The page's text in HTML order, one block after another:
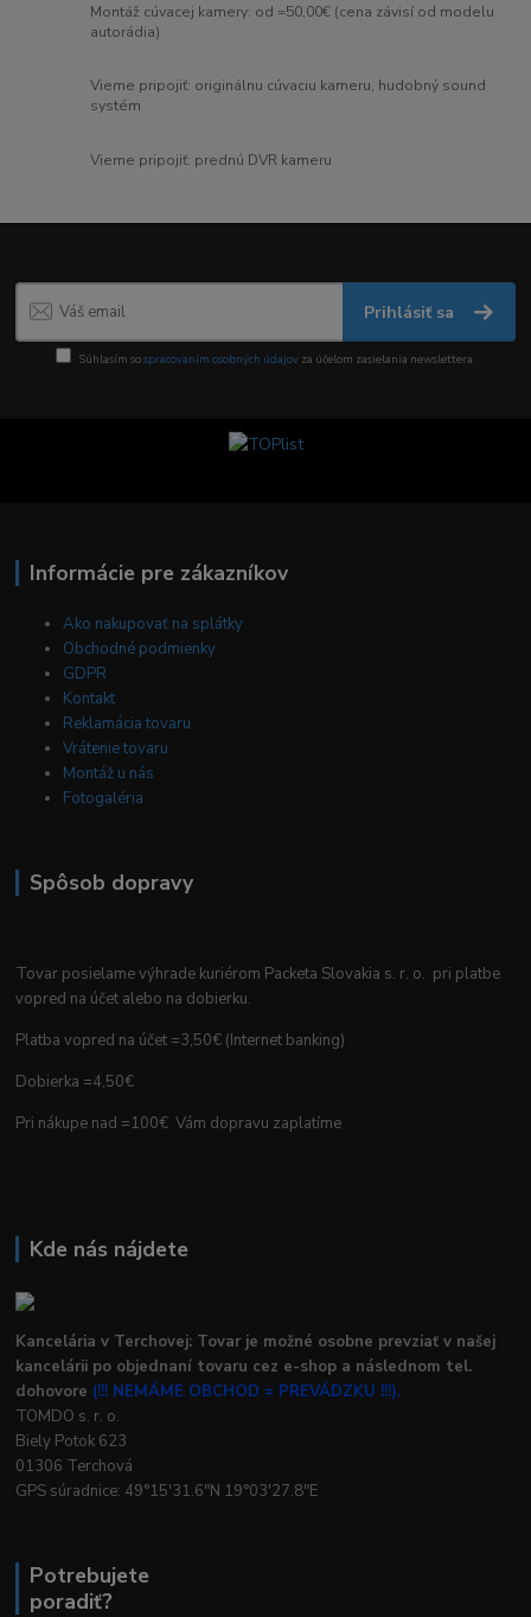
Montáž cúvacej kamery: od =50,00€ (cena závisí od modelu
autorádia)
Vieme pripojiť: originálnu cúvaciu kameru, hudobný sound
systém
Vieme pripojiť: prednú DVR kameru
Prihlásiť sa
Súhlasím sospracovaním osobných údajov za účelom zasielania newslettera.
Informácie pre zákazníkov
Ako nakupovať na splátky
Obchodné podmienky
GDPR
Kontakt
Reklamácia tovaru
Vrátenie tovaru
Montáž u nás
Fotogaléria
Spôsob dopravy
Tovar posielame výhrade kuriérom Packeta Slovakia s. r. o. pri platbe
vopred na účet alebo na dobierku.
Platba vopred na účet =3,50€ (Internet banking)
Dobierka =4,50€
Pri nákupe nad =100€ Vám dopravu zaplatíme
Kde nás nájdete
Kancelária v Terchovej: Tovar je možné osobne prevziať v našej
kancelárii po objednaní tovaru cez e-shop a následnom tel.
dohovore (!!! NEMÁME OBCHOD = PREVÁDZKU !!!).
TOMDO s. r. o.
Biely Potok 623
01306 Terchová
GPS súradnice: 49°15'31.6"N 19°03'27.8"E
Potrebujete
poradiť?